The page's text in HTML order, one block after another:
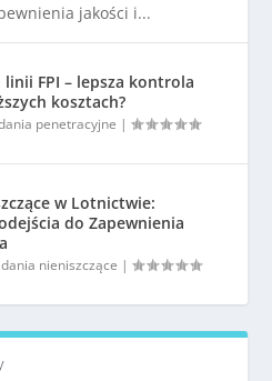
jakości i...
FPI – lepsza kontrola
kosztach?
penetracyjne |
w Lotnictwie:
do Zapewnienia
nieniszczące |